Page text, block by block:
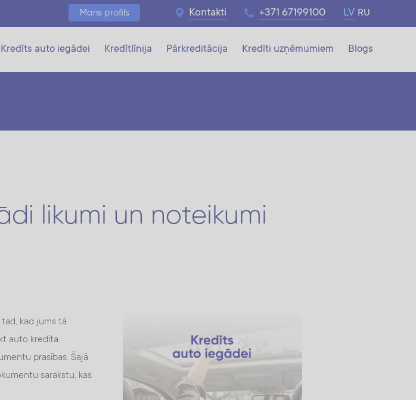
Mans profils Kontakti +371 67199100 RU
LV
Kredīts auto iegādei Kredītlīnija Pārkreditācija Kredīti uzņēmumiem Blogs
likumi un noteikumi
kad jums tā
auto kredīta
prasības. Šajā
sarakstu, kas